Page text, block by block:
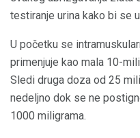
testiranje urina kako bi se
U početku se
primenjuje kao mala 10-
Sledi druga doza od 25
nedeljno dok se ne
1000 miligrama.